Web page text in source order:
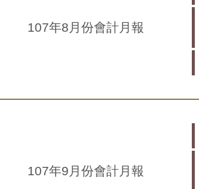
107年8月份會計月報
107年9月份會計月報